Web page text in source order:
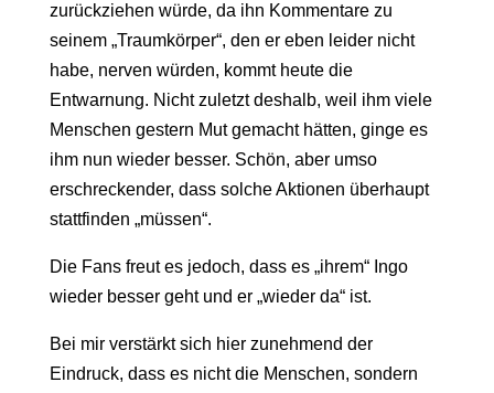
zurückziehen würde, da ihn Kommentare zu
seinem „Traumkörper“, den er eben leider nicht
habe, nerven würden, kommt heute die
Entwarnung. Nicht zuletzt deshalb, weil ihm viele
Menschen gestern Mut gemacht hätten, ginge es
ihm nun wieder besser. Schön, aber umso
erschreckender, dass solche Aktionen überhaupt
stattfinden „müssen“.
Die Fans freut es jedoch, dass es „ihrem“ Ingo
wieder besser geht und er „wieder da“ ist.
Bei mir verstärkt sich hier zunehmend der
Eindruck, dass es nicht die Menschen, sondern